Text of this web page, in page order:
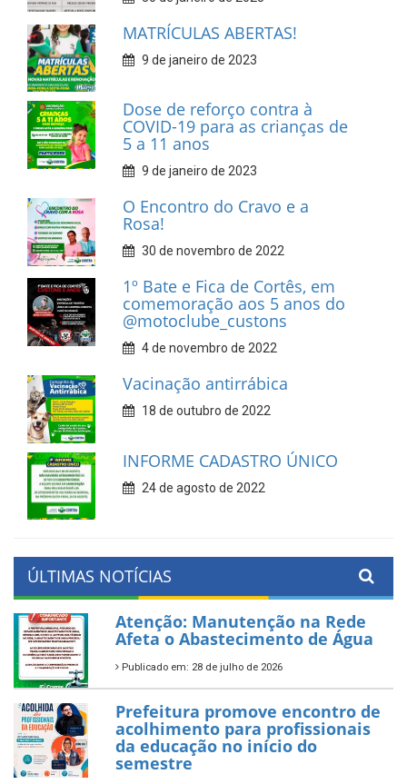
MATRÍCULAS ABERTAS!
9 de janeiro de 2023
Dose de reforço contra à
COVID-19 para as crianças de
5 a 11 anos
9 de janeiro de 2023
O Encontro do Cravo e a
Rosa!
30 de novembro de 2022
1º Bate e Fica de Cortês, em
comemoração aos 5 anos do
@motoclube_custons
4 de novembro de 2022
Vacinação antirrábica
18 de outubro de 2022
INFORME CADASTRO ÚNICO
24 de agosto de 2022
ÚLTIMAS NOTÍCIAS
Atenção: Manutenção na Rede
Afeta o Abastecimento de Água
Publicado em: 28 de julho de 2026
Prefeitura promove encontro de
acolhimento para profissionais
da educação no início do
semestre